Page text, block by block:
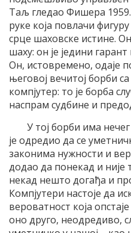
Таљ гледао Фишера
руке која повлачи
срце шаховске истине.
шаху: он је једини
Он, истовремено, одаје
његовој вечитој борби
компјутер: то је борба
наспрам судбине и
У тој борби има
је одредио да се
законима нужности и
додао да понекад и није
некад нешто догађа и
Компјутери настоје да
вероватност која
оно друго, неодредиво,